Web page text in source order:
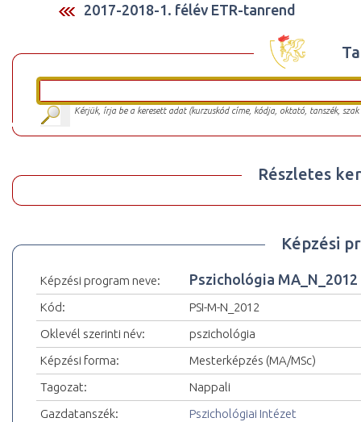
2017-2018-1. félév ETR-tanrend
Kérjük, írja be a keresett adat (kurzuskód címe, kódja, oktató, tanszék,
Részletes
Képzési
Képzési program neve: Pszichológia MA_N_2012
Kód:
PSI-M-N_2012
Oklevél szerinti név:
pszichológia
Képzési forma:
Mesterképzés (MA/MSc)
Tagozat:
Nappali
Gazdatanszék:
Pszichológiai Intézet